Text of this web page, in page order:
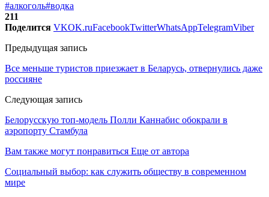
#алкоголь#водка
211
Поделится VKOK.ruFacebookTwitterWhatsAppTelegramViber
Предыдущая запись
Все меньше туристов приезжает в Беларусь, отвернулись даже
россияне
Следующая запись
Белорусскую топ-модель Полли Каннабис обокрали в
аэропорту Стамбула
Вам также могут понравиться Еще от автора
Социальный выбор: как служить обществу в современном
мире